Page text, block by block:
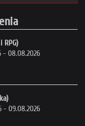
RPG)
- 08.08.2026
- 09.08.2026